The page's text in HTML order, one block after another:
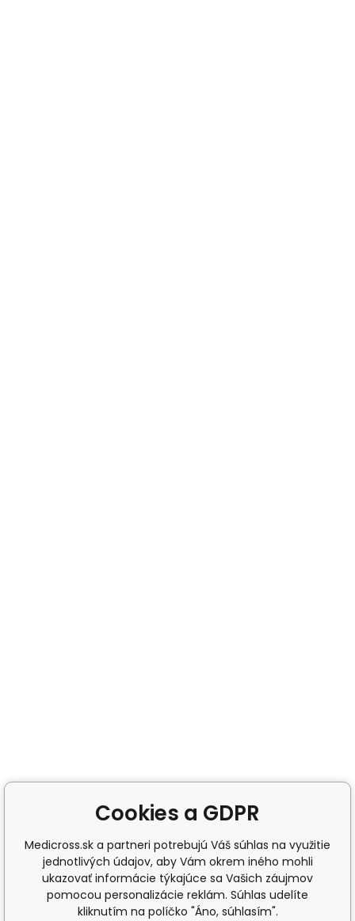
Cookies a GDPR
Medicross.sk a partneri potrebujú Váš súhlas na využitie
jednotlivých údajov, aby Vám okrem iného mohli
ukazovať informácie týkajúce sa Vašich záujmov
pomocou personalizácie reklám. Súhlas udelíte
kliknutím na políčko "Áno, súhlasím".